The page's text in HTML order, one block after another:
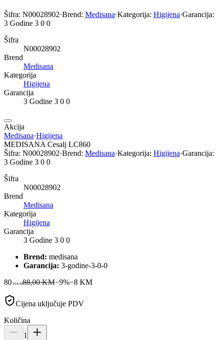
Šifra: N00028902·Brend: Medisana·Kategorija: Higijena·Garancija:
3 Godine 3 0 0
Šifra
N00028902
Brend
Medisana
Kategorija
Higijena
Garancija
3 Godine 3 0 0
Akcija
Medisana·Higijena
MEDISANA Cesalj LC860
Šifra: N00028902·Brend: Medisana·Kategorija: Higijena·Garancija:
3 Godine 3 0 0
Šifra
N00028902
Brend
Medisana
Kategorija
Higijena
Garancija
3 Godine 3 0 0
Brend: medisana
Garancija: 3-godine-3-0-0
80 00KM88,00 KM−9%−8KM
Cijena uključuje PDV
Količina
1